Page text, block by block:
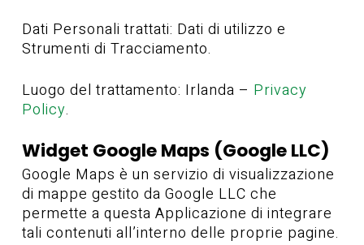
Dati Personali trattati: Dati di utilizzo e
Strumenti di Tracciamento.
Luogo del trattamento: Irlanda – Privacy
Policy.
Widget Google Maps (Google LLC)
Google Maps è un servizio di visualizzazione
di mappe gestito da Google LLC che
permette a questa Applicazione di integrare
tali contenuti all’interno delle proprie pagine.